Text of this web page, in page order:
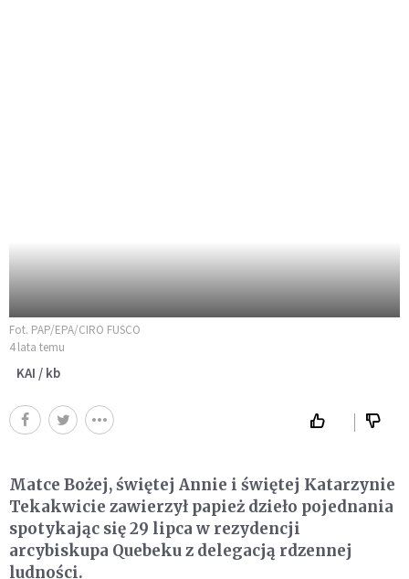
Fot. PAP/EPA/CIRO FUSCO
4 lata temu
KAI / kb
Matce Bożej, świętej Annie i świętej Katarzynie
Tekakwicie zawierzył papież dzieło pojednania
spotykając się 29 lipca w rezydencji
arcybiskupa Quebeku z delegacją rdzennej
ludności.